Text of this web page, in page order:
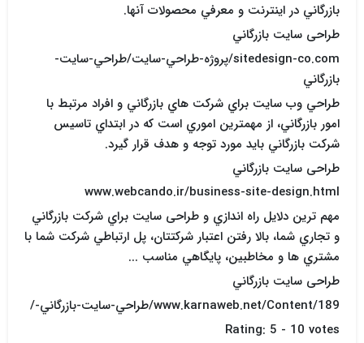
بازرگاني در اينترنت و معرفي محصولات آنها.
طراحی سایت بازرگاني
sitedesign-co.com/پروژه-طراحي-سايت/طراحي-سايت-
بازرگاني
طراحي وب سايت براي شرکت هاي بازرگاني و افراد مرتبط با
امور بازرگاني، از مهمترين اموري است که در ابتداي تاسيس
شرکت بازرگاني بايد مورد توجه و هدف قرار گيرد.
طراحی سایت بازرگاني
www.webcando.ir/business-site-design.html
مهم ترين دلايل راه اندازي و طراحی سایت براي شرکت بازرگاني
و تجاري شما، بالا رفتن اعتبار شرکتتان، پل ارتباطي شرکت شما با
مشتري ها و مخاطبين، پايگاهي مناسب ...
طراحی سایت بازرگاني
www.karnaweb.net/Content/189/طراحي-سايت-بازرگاني-/
Rating: 5 - ‎10 votes